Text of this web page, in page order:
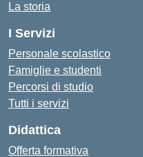
La storia
I Servizi
Personale scolastico
Famiglie e studenti
Percorsi di studio
Tutti i servizi
Didattica
Offerta formativa